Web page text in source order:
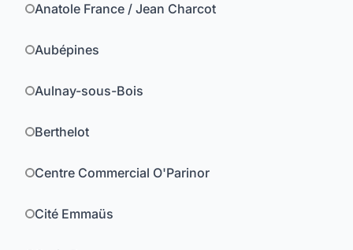
Anatole France / Jean Charcot
Aubépines
Aulnay-sous-Bois
Berthelot
Centre Commercial O'Parinor
Cité Emmaüs